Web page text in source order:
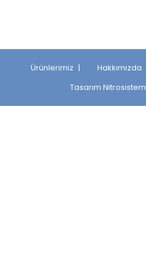
Ürünlerimiz Hakkımızda
Tasarım Nitrosistem